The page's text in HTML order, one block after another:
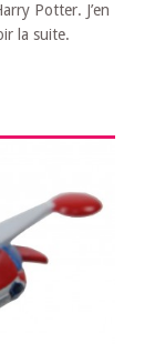
Potter. J’en
la suite.